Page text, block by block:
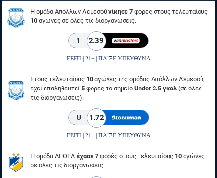
Η ομάδα Απόλλων Λεμεσού νίκησε 7 φορές στους τελευταίους
10 αγώνες σε όλες τις διοργανώσεις.
1 2.39
ΕΕΕΠ | 21+ | ΠΑΙΞΕ ΥΠΕΥΘΥΝΑ
Στους τελευταίους 10 αγώνες της ομάδας Απόλλων Λεμεσού,
έχει επαληθευτεί 5 φορές το σημείο Under 2.5 γκολ (σε όλες
τις διοργανώσεις).
U 1.72
ΕΕΕΠ | 21+ | ΠΑΙΞΕ ΥΠΕΥΘΥΝΑ
Η ομάδα ΑΠΟΕΛ έχασε 7 φορές στους τελευταίους 10 αγώνες
σε όλες τις διοργανώσεις.